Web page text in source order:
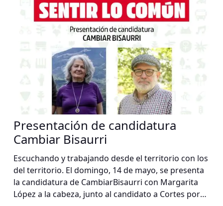
Presentación de candidatura
Cambiar Bisaurri
Escuchando y trabajando desde el territorio con los
del territorio. El domingo, 14 de mayo, se presenta
la candidatura de CambiarBisaurri con Margarita
López a la cabeza, junto al candidato a Cortes por